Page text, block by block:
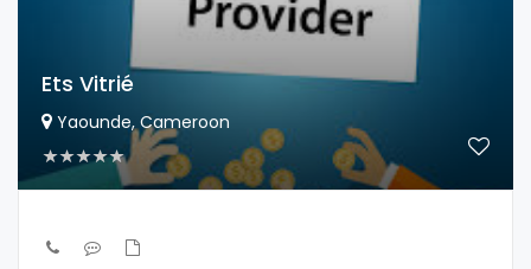
Ets Vitrié
Yaounde, Cameroon